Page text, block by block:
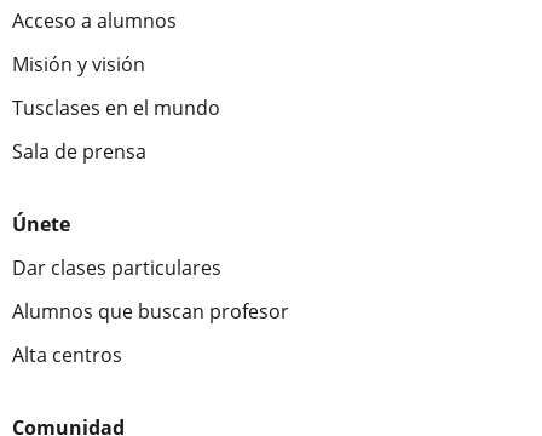
Acceso a alumnos
Misión y visión
Tusclases en el mundo
Sala de prensa
Únete
Dar clases particulares
Alumnos que buscan profesor
Alta centros
Comunidad